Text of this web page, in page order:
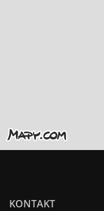
KONTAKT